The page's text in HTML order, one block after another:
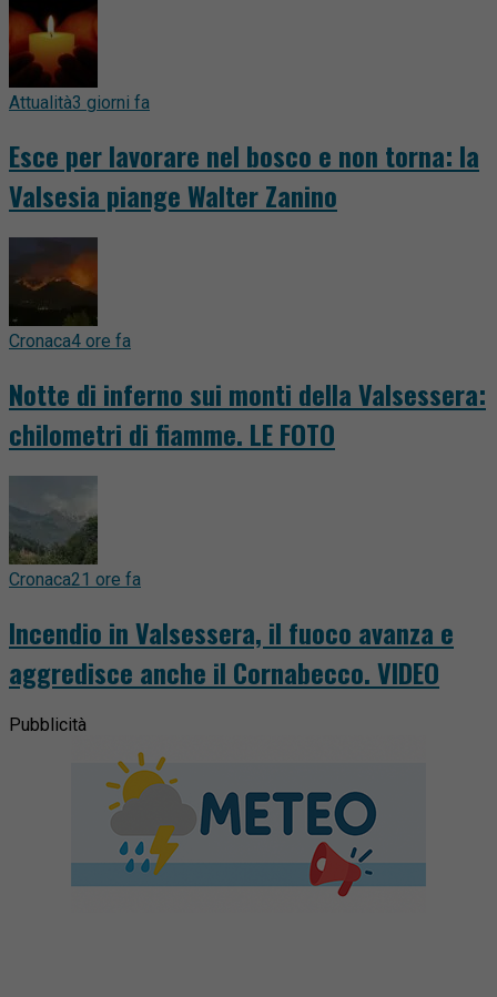
Attualità3 giorni fa
Esce per lavorare nel bosco e non torna: la
Valsesia piange Walter Zanino
Cronaca4 ore fa
Notte di inferno sui monti della Valsessera:
chilometri di fiamme. LE FOTO
Cronaca21 ore fa
Incendio in Valsessera, il fuoco avanza e
aggredisce anche il Cornabecco. VIDEO
Pubblicità